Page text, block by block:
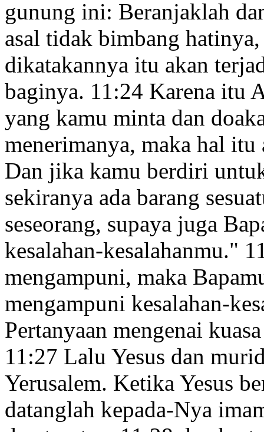
gunung ini: Beranjaklah
asal tidak bimbang
dikatakannya itu akan
baginya. 11:24 Karena itu
yang kamu minta dan
menerimanya, maka hal itu
Dan jika kamu berdiri
sekiranya ada barang
seseorang, supaya juga
kesalahan-kesalahanmu."
mengampuni, maka
mengampuni kesalahan-
Pertanyaan mengenai
11:27 Lalu Yesus dan
Yerusalem. Ketika Yesus
datanglah kepada-Nya